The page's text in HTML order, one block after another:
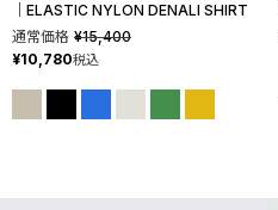
│ELASTIC NYLON DENALI SHIRT
通常価格 ¥15,400
¥10,780税込